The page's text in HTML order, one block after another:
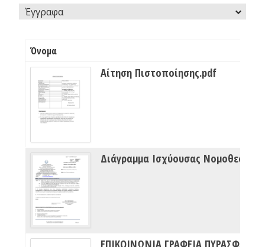
Έγγραφα
Όνομα
Αίτηση Πιστοποίησης.pdf